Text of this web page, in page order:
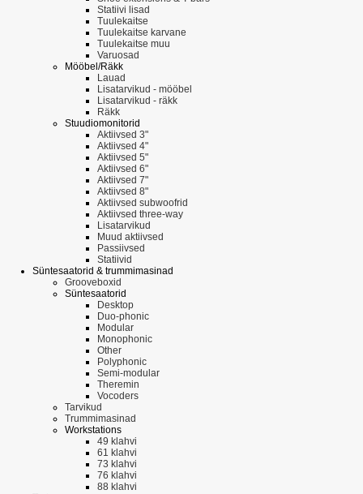
Statiivi lisad
Tuulekaitse
Tuulekaitse karvane
Tuulekaitse muu
Varuosad
Mööbel/Räkk
Lauad
Lisatarvikud - mööbel
Lisatarvikud - räkk
Räkk
Stuudiomonitorid
Aktiivsed 3"
Aktiivsed 4"
Aktiivsed 5"
Aktiivsed 6"
Aktiivsed 7"
Aktiivsed 8"
Aktiivsed subwoofrid
Aktiivsed three-way
Lisatarvikud
Muud aktiivsed
Passiivsed
Statiivid
Süntesaatorid & trummimasinad
Grooveboxid
Süntesaatorid
Desktop
Duo-phonic
Modular
Monophonic
Other
Polyphonic
Semi-modular
Theremin
Vocoders
Tarvikud
Trummimasinad
Workstations
49 klahvi
61 klahvi
73 klahvi
76 klahvi
88 klahvi